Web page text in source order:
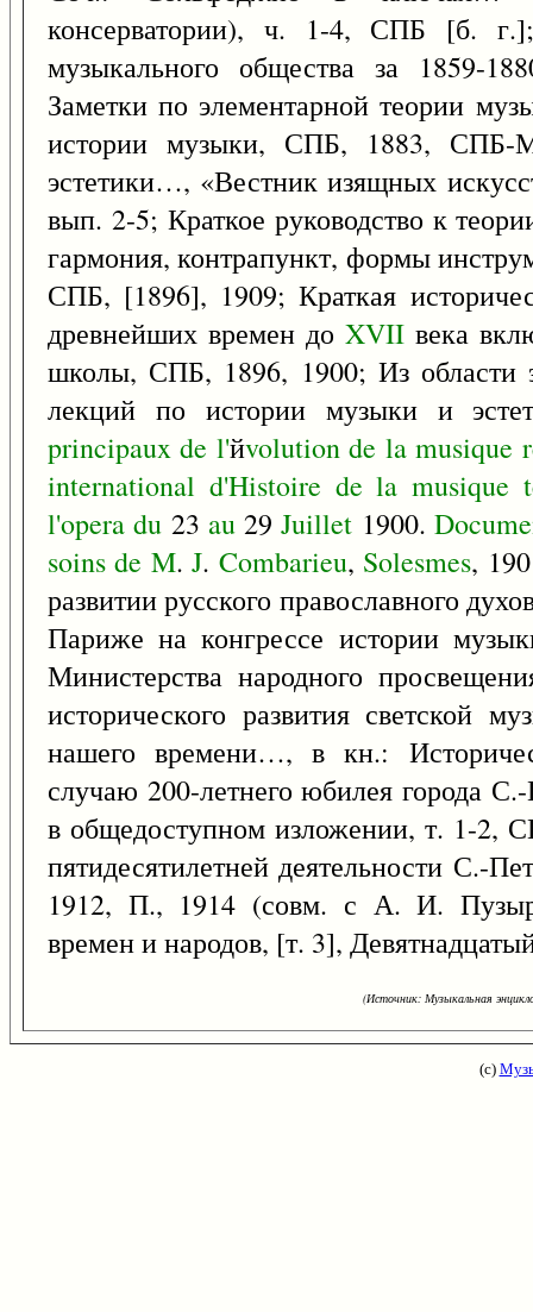
консерватории), ч. 1-4, СПБ [б. г.];
музыкального общества за 1859-
Заметки по элементарной теории
истории музыки, СПБ, 1883, СПБ-
эстетики…, «Вестник изящных
вып. 2-5; Краткое руководство к
гармония, контрапункт, формы
СПБ, [1896], 1909; Краткая
древнейших времен до XVII века
школы, СПБ, 1896, 1900; Из области
лекций по истории музыки и
principaux de l'йvolution de la musique
international d'Histoire de la musique
l'opera du 23 au29Juillet 1900.
soins de M.J. Combarieu, Solesmes,
развитии русского православного
Париже на конгрессе истории
Министерства народного
исторического развития светской
нашего времени…, в кн.:
случаю 200-летнего юбилея города
в общедоступном изложении, т. 1-2,
пятидесятилетней деятельности С.-
1912, П., 1914 (совм. с А. И.
времен и народов, [т. 3],
(Источник: Музыкальная
(с)